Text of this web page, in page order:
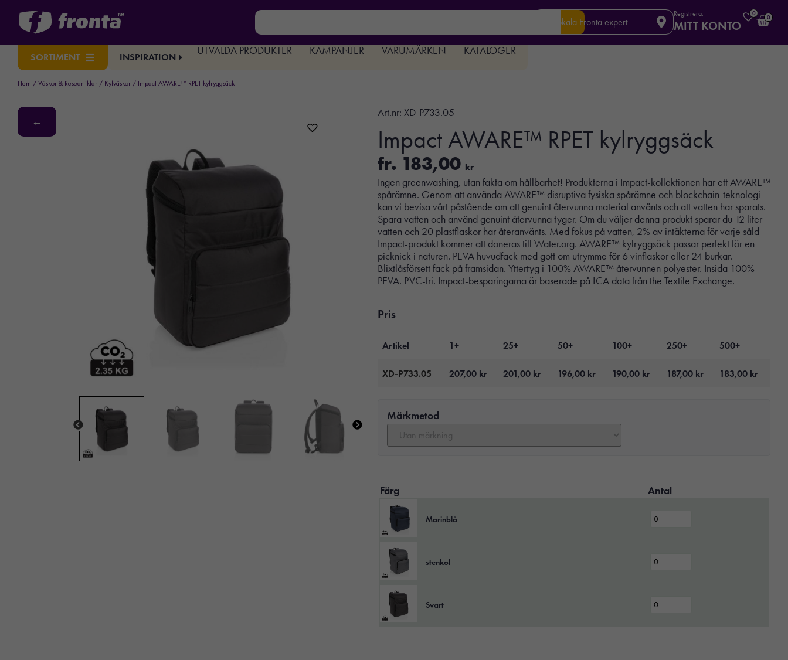
Din lokala Fronta expert
Registrera:
MITT KONTO
0
0
SORTIMENT INSPIRATION
UTVALDA PRODUKTER KAMPANJER VARUMÄRKEN KATALOGER
Hem / Väskor & Researtiklar / Kylväskor / Impact AWARE™ RPET kylryggsäck
←
Art.nr: XD-P733.05
Impact AWARE™ RPET kylryggsäck
fr. 183,00 kr
Ingen greenwashing, utan fakta om hållbarhet! Produkterna i Impact-kollektionen har ett AWARE™
spårämne. Genom att använda AWARE™ disruptiva fysiska spårämne och blockchain-teknologi
kan vi bevisa vårt påstående om att genuint återvunna material använts och att vatten har sparats.
Spara vatten och använd genuint återvunna tyger. Om du väljer denna produkt sparar du 12 liter
vatten och 20 plastflaskor har återanvänts. Med fokus på vatten, 2% av intäkterna för varje såld
Impact-produkt kommer att doneras till Water.org. AWARE™ kylryggsäck passar perfekt för en
picknick i naturen. PEVA huvudfack med gott om utrymme för 6 vinflaskor eller 24 burkar.
Blixtlåsförsett fack på framsidan. Yttertyg i 100% AWARE™ återvunnen polyester. Insida 100%
PEVA. PVC-fri. Impact-besparingarna är baserade på LCA data från the Textile Exchange.
Pris
Artikel 1+ 25+ 50+ 100+ 250+ 500+
XD-P733.05 207,00 kr 201,00 kr 196,00 kr 190,00 kr 187,00 kr 183,00 kr
Märkmetod
Färg Antal
Marinblå
stenkol
Svart